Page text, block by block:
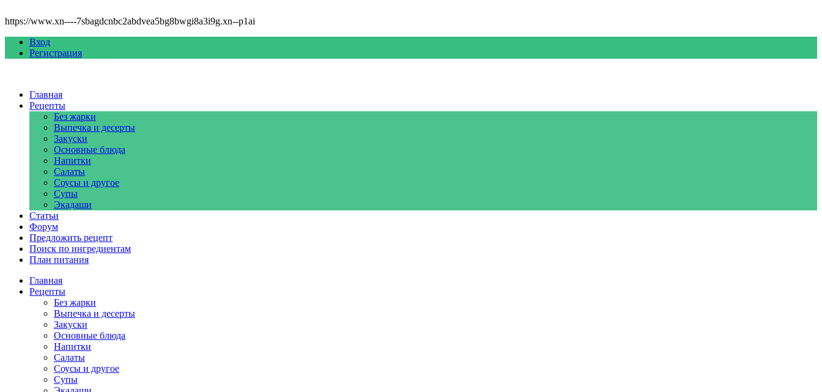
https://www.xn----7sbagdcnbc2abdvea5bg8bwgi8a3i9g.xn--p1ai
Вход
Регистрация
Главная
Рецепты
Без жарки
Выпечка и десерты
Закуски
Основные блюда
Напитки
Салаты
Соусы и другое
Супы
Экадаши
Статьи
Форум
Предложить рецепт
Поиск по ингредиентам
План питания
Главная
Рецепты
Без жарки
Выпечка и десерты
Закуски
Основные блюда
Напитки
Салаты
Соусы и другое
Супы